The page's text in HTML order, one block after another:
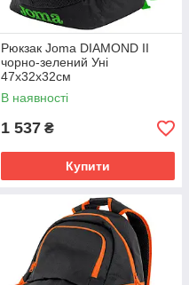
Рюкзак Joma DIAMOND II
чорно-зелений Уні
47х32х32см
В наявності
1 537 ₴
Купити